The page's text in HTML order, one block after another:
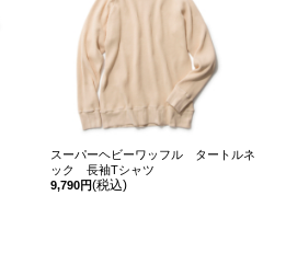
スーパーヘビーワッフル タートルネ
ック 長袖Tシャツ
9,790円(税込)